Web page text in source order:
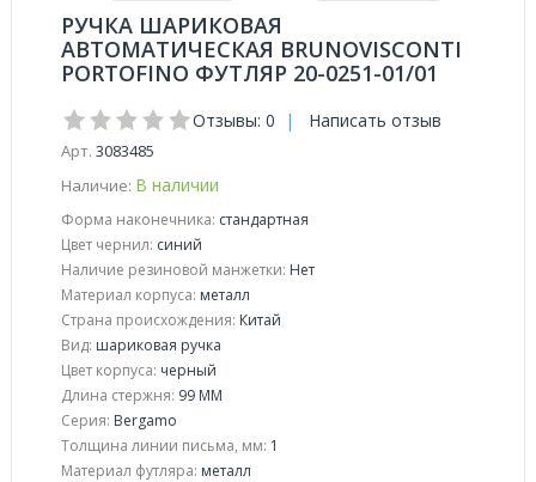
РУЧКА ШАРИКОВАЯ
АВТОМАТИЧЕСКАЯ BRUNOVISCONTI
PORTOFINO ФУТЛЯР 20-0251-01/01
Отзывы: 0 | Написать отзыв
Арт. 3083485
Наличие: В наличии
Форма наконечника: стандартная
Цвет чернил: синий
Наличие резиновой манжетки: Нет
Материал корпуса: металл
Страна происхождения: Китай
Вид: шариковая ручка
Цвет корпуса: черный
Длина стержня: 99 ММ
Серия: Bergamo
Толщина линии письма, мм: 1
Материал футляра: металл